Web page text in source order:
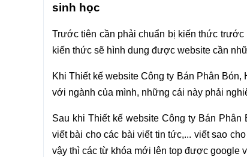
sinh học
Trước tiên cần phải chuẩn bị kiến thức
kiến thức sẽ hình dung được website cần
Khi Thiết kế website Công ty Bán Phân
với ngành của mình, những cái này phải
Sau khi Thiết kế website Công ty Bán
viết bài cho các bài viết tin tức,... viết sao
vậy thì các từ khóa mới lên top được google